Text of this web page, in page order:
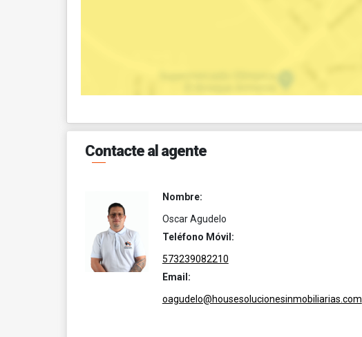
Contacte al agente
Nombre:
Oscar Agudelo
Teléfono Móvil:
573239082210
Email:
oagudelo@housesolucionesinmobiliarias.com